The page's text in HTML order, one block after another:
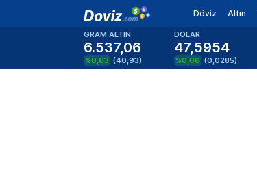
Döviz Altın
GRAM ALTIN
6.537,06
%0,63 (40,93)
DOLAR
47,5954
%0,06 (0,0285)